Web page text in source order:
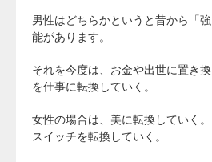
男性はどちらかというと昔から「
能があります。
それを今度は、お金や出世に置き
を仕事に転換していく。
女性の場合は、美に転換していく
スイッチを転換していく。